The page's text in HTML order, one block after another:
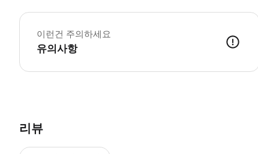
이런건 주의하세요
유의사항
리뷰